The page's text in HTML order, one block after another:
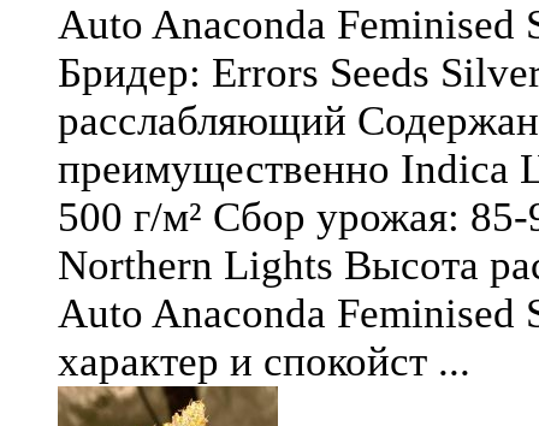
Auto Anaconda Feminised
Бридер: Errors Seeds
расслабляющий
преимущественно Indica
500 г/м² Сбор урожая:
Northern Lights Высота
Auto Anaconda
характер и спокойст ...